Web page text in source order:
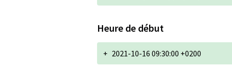
Heure de début
+ 2021-10-16 09:30:00 +0200